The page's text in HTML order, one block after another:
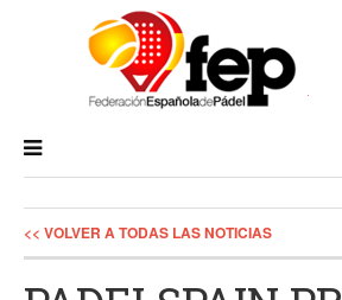
<< VOLVER A TODAS LAS NOTICIAS